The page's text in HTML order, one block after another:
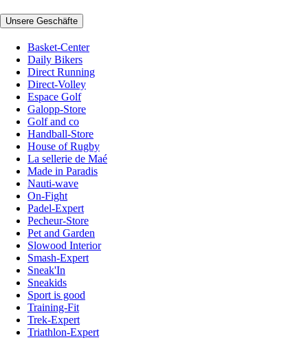
Unsere Geschäfte
Basket-Center
Daily Bikers
Direct Running
Direct-Volley
Espace Golf
Galopp-Store
Golf and co
Handball-Store
House of Rugby
La sellerie de Maé
Made in Paradis
Nauti-wave
On-Fight
Padel-Expert
Pecheur-Store
Pet and Garden
Slowood Interior
Smash-Expert
Sneak'In
Sneakids
Sport is good
Training-Fit
Trek-Expert
Triathlon-Expert